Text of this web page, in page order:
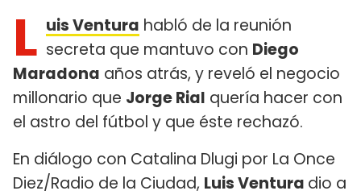
L uis Ventura habló de la reunión
secreta que mantuvo con Diego
Maradona años atrás, y reveló el negocio
millonario que Jorge Rial quería hacer con
el astro del fútbol y que éste rechazó.
En diálogo con Catalina Dlugi por La Once
Diez/Radio de la Ciudad, Luis Ventura dio a